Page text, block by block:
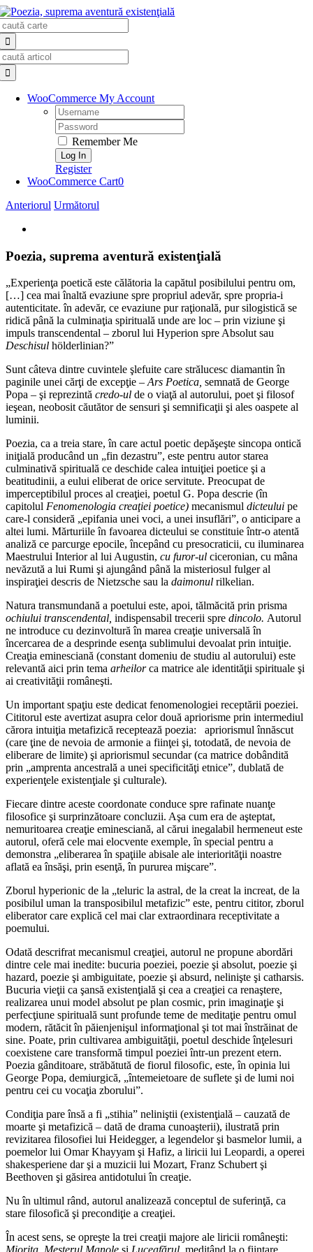
Skip
to
content
WooCommerce My Account
Username:
Password:
Remember Me
Register
WooCommerce Cart0
Anteriorul Următorul
Image
Poezia, suprema aventură existenţială
„Experienţa poetică este călătoria la capătul posibilului pentru om,
[…] cea mai înaltă evaziune spre propriul adevăr, spre propria-i
autenticitate. în adevăr, ce evaziune pur raţională, pur silogistică se
ridică până la culminaţia spirituală unde are loc – prin viziune şi
impuls transcendental – zborul lui Hyperion spre Absolut sau
Deschisul hölderlinian?”
Sunt câteva dintre cuvintele şlefuite care strălucesc diamantin în
paginile unei cărţi de excepţie –Ars Poetica, semnată de George
Popa – şi reprezintă credo-ul de o viaţă al autorului, poet şi filosof
ieşean, neobosit căutător de sensuri şi semnificaţii şi ales oaspete al
luminii.
Poezia, ca a treia stare, în care actul poetic depăşeşte sincopa ontică
iniţială producând un „fin dezastru”, este pentru autor starea
culminativă spirituală ce deschide calea intuiţiei poetice şi a
beatitudinii, a eului eliberat de orice servitute. Preocupat de
imperceptibilul proces al creaţiei, poetul G. Popa descrie (în
capitolul Fenomenologia creaţiei poetice) me­canismul dicteului pe
care-l consideră „epifania unei voci, a unei insuflări”, o anticipare a
altei lumi. Mărturiile în favoarea dicteului se constituie într-o atentă
analiză ce parcurge epocile, începând cu presocraticii, cu iluminarea
Maestrului Interior al lui Augustin, cu furor-ul ciceronian, cu mâna
nevăzută a lui Rumi şi ajungând până la misteriosul fulger al
inspiraţiei descris de Nietzsche sau la daimonul rilkelian.
Natura transmundană a poetului este, apoi, tălmăcită prin prisma
ochiului transcendental, indispensabil trecerii spre dincolo. Autorul
ne introduce cu dezinvoltură în marea creaţie universală în
încercarea de a desprinde esenţa sublimului devoalat prin intuiţie.
Creaţia eminesciană (constant domeniu de studiu al autorului) este
relevantă aici prin tema arheilorca matrice ale identităţii spirituale şi
ai creativităţii româneşti.
Un important spaţiu este dedicat fenomenologiei receptării poeziei.
Cititorul este avertizat asupra celor două apriorisme prin intermediul
cărora intuiţia metafizică receptează poezia: apriorismul înnăscut
(care ţine de nevoia de armonie a fiinţei şi, totodată, de nevoia de
eliberare de limite) şi apriorismul secundar (ca matrice dobândită
prin „amprenta ancestrală a unei specificităţi etnice”, dublată de
experienţele existenţiale şi culturale).
Fiecare dintre aceste coordonate conduce spre rafinate nuanţe
filosofice şi surprinzătoare concluzii. Aşa cum era de aşteptat,
nemuritoarea creaţie eminesciană, al cărui inegalabil hermeneut este
autorul, oferă cele mai elocvente exemple, în special pentru a
demonstra „eliberarea în spaţiile abisale ale interiorităţii noastre
aflată ea însăşi, prin esenţă, în pururea mişcare”.
Zborul hyperionic de la „teluric la astral, de la creat la increat, de la
posibilul uman la transposibilul metafizic” este, pentru cititor, zborul
eliberator care explică cel mai clar extraordinara receptivitate a
poemului.
Odată descrifrat mecanismul creaţiei, autorul ne propune abordări
dintre cele mai inedite: bucuria poeziei, poezie şi absolut, poezie şi
hazard, poezie şi ambiguitate, poezie şi absurd, nelinişte şi catharsis.
Bucuria vieţii ca şansă existenţială şi cea a creaţiei ca renaştere,
realizarea unui model absolut pe plan cosmic, prin imaginaţie şi
perfecţiune spirituală sunt profunde teme de meditaţie pentru omul
modern, rătăcit în păienjenişul informaţional şi tot mai înstrăinat de
sine. Poate, prin cultivarea ambiguităţii, poetul deschide înţelesuri
coexistene care transformă timpul poeziei într-un prezent etern.
Poezia gânditoare, străbătută de fiorul filosofic, este, în opinia lui
George Popa, demiurgică, „întemeietoare de suflete şi de lumi noi
pentru cei cu vocaţia zborului”.
Condiţia pare însă a fi „stihia” neliniştii (existenţială – cauzată de
moarte şi metafizică – dată de drama cunoaşterii), ilustrată prin
revizitarea filosofiei lui Heidegger, a legendelor şi basmelor lumii, a
poemelor lui Omar Khayyam şi Hafiz, a liricii lui Leopardi, a operei
shakesperiene dar şi a muzicii lui Mozart, Franz Schubert şi
Beethoven şi găsirea antidotului în creaţie.
Nu în ultimul rând, autorul analizează conceptul de suferinţă, ca
stare filosofică şi precondiţie a creaţiei.
În acest sens, se opreşte la trei creaţii majore ale liricii româneşti: